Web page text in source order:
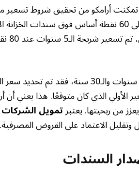
تمكنت أرامكو من تحقيق شروط تسعير
على سندات الـ3 سنوات إلى 60 نقطة أساس فوق
الأولي الذي كان متوقعًا. هذا يعني
من ربحيتها. يعتبرتمويل الشركات
وتقليل الاعتماد على القروض المصرفية.
السندات